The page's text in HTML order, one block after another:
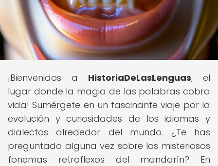
¡Bienvenidos a HistoriaDeLasLenguas, el
lugar donde la magia de las palabras cobra
vida! Sumérgete en un fascinante viaje por la
evolución y curiosidades de los idiomas y
dialectos alrededor del mundo. ¿Te has
preguntado alguna vez sobre los misteriosos
fonemas retroflexos del mandarín? En